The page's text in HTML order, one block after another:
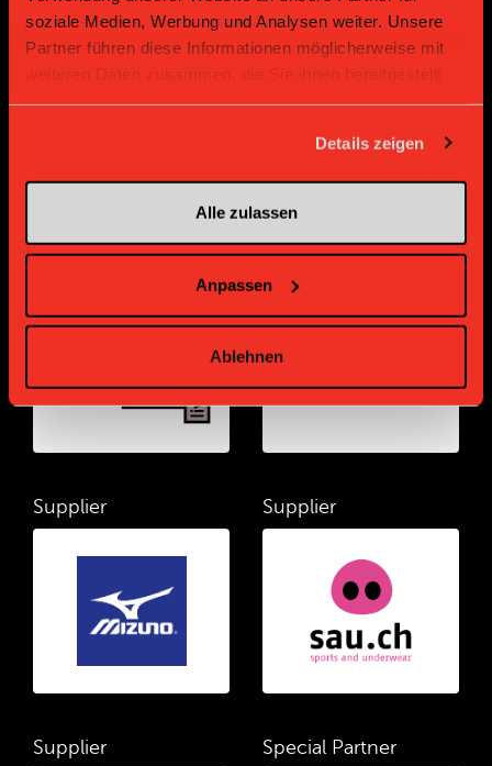
soziale Medien, Werbung und Analysen weiter. Unsere
Partner führen diese Informationen möglicherweise mit
weiteren Daten zusammen, die Sie ihnen bereitgestellt
Details zeigen
Alle zulassen
Anpassen
Ablehnen
Supplier Supplier
Supplier Supplier
Supplier Special Partner